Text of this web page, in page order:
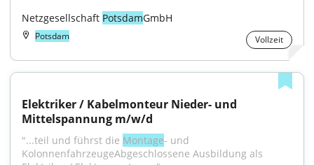
Netzgesellschaft PotsdamGmbH
Potsdam Vollzeit
Elektriker / Kabelmonteur Nieder- und
Mittelspannung m/w/d
"...teil und führst die Montage- und
KolonnenfahrzeugeAbgeschlossene Ausbildung als